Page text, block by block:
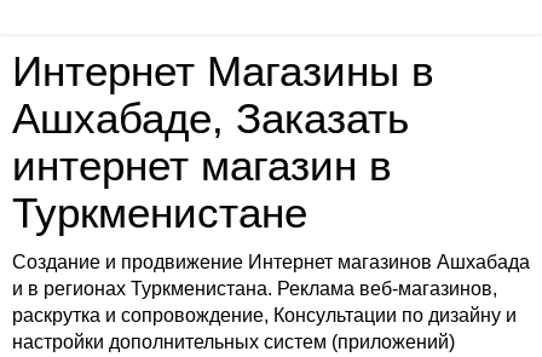
Интернет Магазины в
Ашхабаде, Заказать
интернет магазин в
Туркменистане
Создание и продвижение Интернет магазинов Ашхабада
и в регионах Туркменистана. Реклама веб-магазинов,
раскрутка и сопровождение, Консультации по дизайну и
настройки дополнительных систем (приложений)